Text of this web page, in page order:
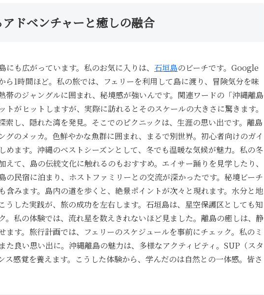
ドベンチャーと癒しの融合
も広がっています。私のお気に入りは、 石垣島のビーチです。Google
ら1時間ほど。私の旅では、フェリーを利用して島に渡り、冒険気分を味
帯のジャングルに囲まれ、秘境感が強いんです。関連ワードの「沖縄離島
がヒットしますが、実際に訪れるとそのスケールの大きさに驚きます。
索し、隠れた湾を発見。そこでのピクニックは、生涯の思い出です。離島
グのメッカ。色鮮やかな魚群に囲まれ、まるで別世界。初心者向けのガイ
めます。沖縄のベストシーズンとして、冬でも温暖な気候が魅力。私の冬
て、島の伝統文化に触れるのもおすすめ。エイサー踊りを見学したり、
の民宿に泊まり、ホストファミリーとの交流が深かったです。秘境ビーチ
含みます。島内の道を歩くと、絶景ポイントが次々と現れます。水分と地
うした実践が、旅の成功を左右します。石垣島は、星空保護区としても知
。私の体験では、流れ星を数えきれないほど見ました。離島の癒しは、静
ます。旅行計画では、フェリーのスケジュールを事前にチェック。私のミ
た良い思い出に。沖縄離島の魅力は、多様なアクティビティ。SUP（スタ
ス感覚を養えます。こうした体験から、学んだのは自然との一体感。皆さ